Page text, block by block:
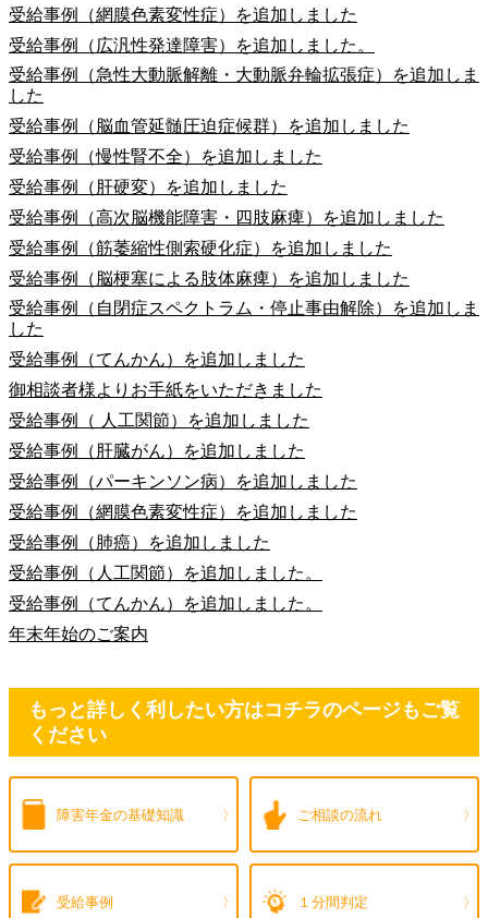
受給事例（網膜色素変性症）を追加しました
受給事例（広汎性発達障害）を追加しました。
受給事例（急性大動脈解離・大動脈弁輪拡張症）を追加しま
した
受給事例（脳血管延髄圧迫症候群）を追加しました
受給事例（慢性腎不全）を追加しました
受給事例（肝硬変）を追加しました
受給事例（高次脳機能障害・四肢麻痺）を追加しました
受給事例（筋萎縮性側索硬化症）を追加しました
受給事例（脳梗塞による肢体麻痺）を追加しました
受給事例（自閉症スペクトラム・停止事由解除）を追加しま
した
受給事例（てんかん）を追加しました
御相談者様よりお手紙をいただきました
受給事例（ 人工関節）を追加しました
受給事例（肝臓がん）を追加しました
受給事例（パーキンソン病）を追加しました
受給事例（網膜色素変性症）を追加しました
受給事例（肺癌）を追加しました
受給事例（人工関節）を追加しました。
受給事例（てんかん）を追加しました。
年末年始のご案内
もっと詳しく利したい方はコチラのページもご覧
ください
障害年金の基礎知識 ご相談の流れ
受給事例 １分間判定